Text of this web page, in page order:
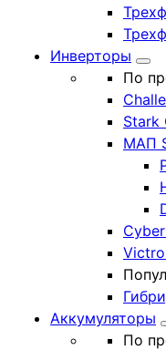
Инверторы
По
Stark
МАП
Аккумуляторы
По